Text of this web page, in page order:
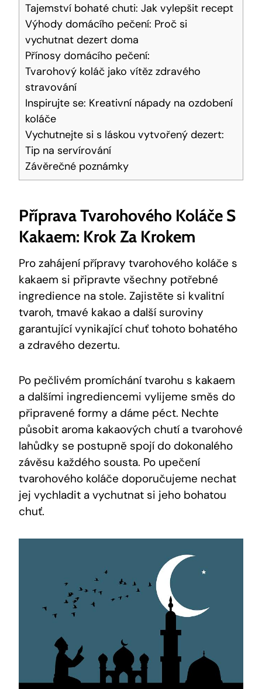
Tajemství ​bohaté chuti: Jak vylepšit recept
Výhody domácího pečení: Proč​ si
vychutnat ⁢dezert doma
Přínosy‍ domácího pečení:
Tvarohový⁢ koláč jako vítěz zdravého⁤
stravování
Inspirujte se: Kreativní nápady na ozdobení
⁢koláče
Vychutnejte si s láskou vytvořený dezert:
⁢Tip na servírování
Závěrečné poznámky
Příprava Tvarohového Koláče⁣ S
⁣kakaem: Krok Za Krokem
Pro zahájení přípravy ⁤tvarohového‍ koláče s
kakaem si‍ připravte​ všechny potřebné
⁤ingredience⁢ na stole. Zajistěte si kvalitní
tvaroh, tmavé kakao a ⁣další suroviny
garantující vynikající chuť tohoto ⁣bohatého
a ‌zdravého dezertu.
Po pečlivém promíchání tvarohu‍ s kakaem‌
a dalšími ‌ingrediencemi vylijeme směs do
připravené formy ​a dáme ⁣péct. Nechte
působit aroma kakaových chutí a ⁢tvarohové
lahůdky se postupně spojí do dokonalého
závěsu každého sousta.‍ Po upečení
tvarohového koláče doporučujeme⁢ nechat
⁣jej vychladit ⁤a vychutnat ⁣si jeho bohatou
chuť.